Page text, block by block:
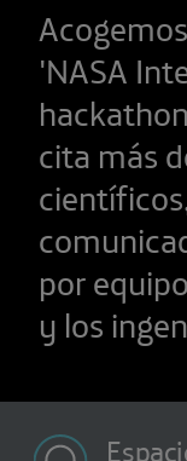
'NASA
cita más
por
y los